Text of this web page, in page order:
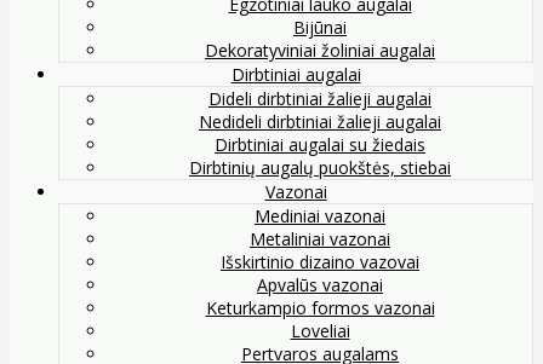
Bijūnai
Dekoratyviniai žoliniai augalai
Dirbtiniai augalai
Dideli dirbtiniai žalieji augalai
Nedideli dirbtiniai žalieji augalai
Dirbtiniai augalai su žiedais
Dirbtinių augalų puokštės, stiebai
Vazonai
Mediniai vazonai
Metaliniai vazonai
Išskirtinio dizaino vazovai
Apvalūs vazonai
Keturkampio formos vazonai
Loveliai
Pertvaros augalams